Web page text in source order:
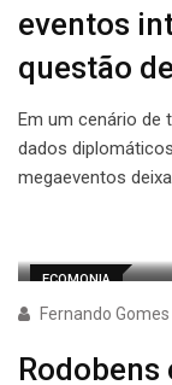
eventos
questão
Em um cenário de
dados
megaeventos
ECOMONIA
Fernando Gomes
Rodobens